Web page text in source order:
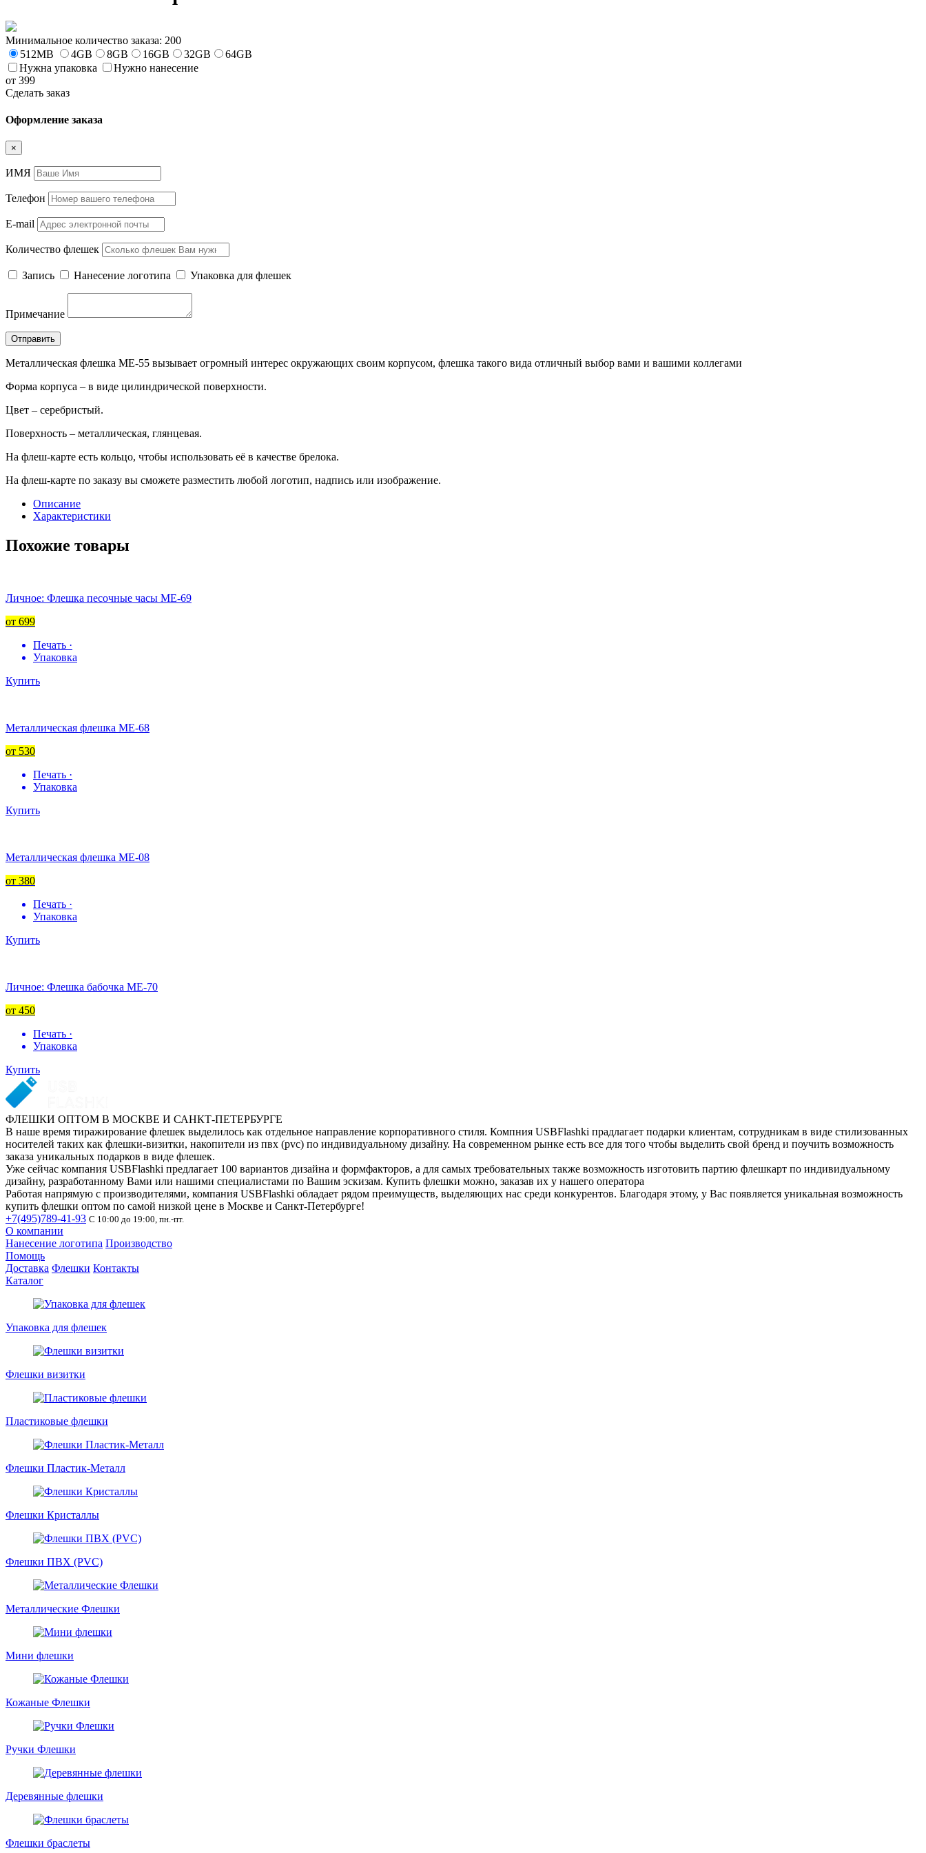
Минимальное количество заказа: 200
512MB
4GB 8GB 16GB 32GB
64GB
Нужна упаковка
Нужно нанесение
от 399
Сделать заказ
Оформление заказа
×
ИМЯ
Телефон
E-mail
Количество флешек
Запись Нанесение логотипа Упаковка для флешек
Примечание
Отправить
Металлическая флешка ME-55 вызывает огромный интерес окружающих своим корпусом, флешка такого вида отличный выбор вами и вашими коллегами
Форма корпуса – в виде цилиндрической поверхности.
Цвет – серебристый.
Поверхность – металлическая, глянцевая.
На флеш-карте есть кольцо, чтобы использовать её в качестве брелока.
На флеш-карте по заказу вы сможете разместить любой логотип, надпись или изображение.
Описание
Характеристики
Похожие товары
Личное: Флешка песочные часы ME-69
от 699
Печать ·
Упаковка
Купить
Металлическая флешка ME-68
от 530
Печать ·
Упаковка
Купить
Металлическая флешка ME-08
от 380
Печать ·
Упаковка
Купить
Личное: Флешка бабочка ME-70
от 450
Печать ·
Упаковка
Купить
ФЛЕШКИ ОПТОМ В МОСКВЕ И САНКТ-ПЕТЕРБУРГЕ
В наше время тиражирование флешек выделилось как отдельное направление корпоративного стиля. Компния USBFlashki прадлагает подарки клиентам, сотрудникам в виде стилизованных
носителей таких как флешки-визитки, накопители из пвх (pvc) по индивидуальному дизайну. На современном рынке есть все для того чтобы выделить свой бренд и поучить возможность
заказа уникальных подарков в виде флешек.
Уже сейчас компания USBFlashki предлагает 100 вариантов дизайна и формфакторов, а для самых требовательных также возможность изготовить партию флешкарт по индивидуальному
дизайну, разработанному Вами или нашими специалистами по Вашим эскизам. Купить флешки можно, заказав их у нашего оператора
Работая напрямую с производителями, компания USBFlashki обладает рядом преимуществ, выделяющих нас среди конкурентов. Благодаря этому, у Вас появляется уникальная возможность
купить флешки оптом по самой низкой цене в Москве и Санкт-Петербурге!
+7(495)789-41-93 С 10:00 до 19:00, пн.-пт.
О компании
Нанесение логотипа Производство
Помощь
Доставка Флешки Контакты
Каталог
Упаковка для флешек
Флешки визитки
Пластиковые флешки
Флешки Пластик-Металл
Флешки Кристаллы
Флешки ПВХ (PVC)
Металлические Флешки
Мини флешки
Кожаные Флешки
Ручки Флешки
Деревянные флешки
Флешки браслеты